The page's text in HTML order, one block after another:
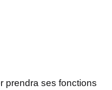
prendra ses fonctions